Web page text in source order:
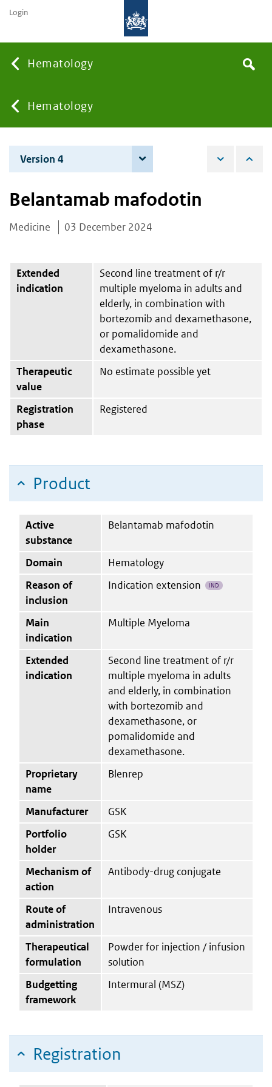
Hematology
You
are
here:
Hematology
the
Search
Login
Version 4
Belantamab mafodotin
Medicine 03 December 2024
Extended
indication
Second line treatment of r/r
multiple myeloma in adults and
elderly, in combination with
bortezomib and dexamethasone,
or pomalidomide and
dexamethasone.
Therapeutic
value
No estimate possible yet
Registration
phase
Registered
Product
Active
substance
Belantamab mafodotin
Domain
Hematology
Reason of
inclusion
Indication extension IND
Main
indication
Multiple Myeloma
Extended
indication
Second line treatment of r/r
multiple myeloma in adults
and elderly, in combination
with bortezomib and
dexamethasone, or
pomalidomide and
dexamethasone.
Proprietary
name
Blenrep
Manufacturer
GSK
Portfolio
holder
GSK
Mechanism of
action
Antibody-drug conjugate
Route of
administration
Intravenous
Therapeutical
formulation
Powder for injection / infusion
solution
Budgetting
framework
Intermural (MSZ)
Registration